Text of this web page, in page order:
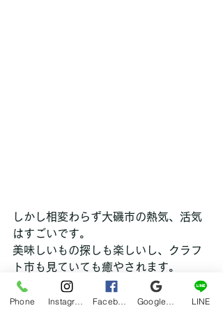
しかし相変わらず大磯市の熱気、活気
はすごいです。
美味しいもの探しも楽しいし、クラフ
ト市も見ていても癒やされます。
まぁ、僕は結局「食い」に走りますけ
Phone LINE